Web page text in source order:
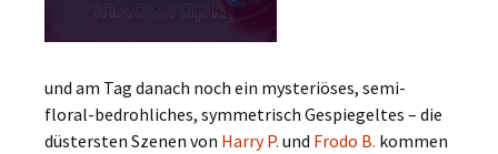
und am Tag danach noch ein mysteriöses, semi-
floral-bedrohliches, symmetrisch Gespiegeltes – die
düstersten Szenen von Harry P. und Frodo B. kommen